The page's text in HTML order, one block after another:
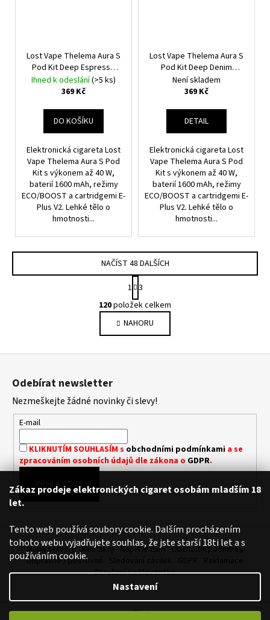
Zákaz prodeje elektronických cigaret osobám mladším 18
let.
Tento web používá soubory cookie. Dalším procházením
tohoto webu vyjadřujete souhlas, že jste starší 18ti let a s
používáním cookie.
Nastavení
Lost Vape Thelema Aura S
Pod Kit Deep Espresso
1600mAh
Ihned k odeslání(>5 ks)
369 Kč
DO KOŠÍKU
Elektronická cigareta Lost
Vape Thelema Aura S Pod
Kit s výkonem až 40 W,
baterií 1600 mAh, režimy
ECO/BOOST a cartridgemi E-
Plus V2. Lehké tělo o
hmotnosti...
Lost Vape Thelema Aura S
Pod Kit Deep Denim
1600mAh
Není skladem
369 Kč
DETAIL
Elektronická cigareta Lost
Vape Thelema Aura S Pod
Kit s výkonem až 40 W,
baterií 1600 mAh, režimy
ECO/BOOST a cartridgemi E-
Plus V2. Lehké tělo o
hmotnosti...
O
V
L
Á
D
P
R
K
Y
V
Ý
P
S
U
NAČÍST 48 DALŠÍCH
S
T
R
Á
N
K
O
Í
1 3
120položek celkem
NAHORU
Z
Odebírat newsletter
Nezmeškejte žádné novinky či slevy!
E-mail
KLIKNUTÍM SOUHLASÍM s obchodními podmínkamia se
zpracováním osobních údajů dle zákona o GDPR.
PŘIHLÁSIT SE
Mapa serveru Kontakty Napište nám Obchodní podmínky
Dopravné / poštovné
Doručení na Slovensko
Vytvořil Shoptet